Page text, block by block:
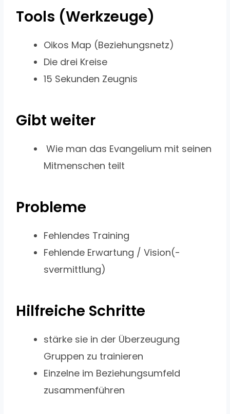
Tools (Werkzeuge)
Oikos Map (Beziehungsnetz)
Die drei Kreise
15 Sekunden Zeugnis
Gibt weiter
Wie man das Evangelium mit seinen
Mitmenschen teilt
Probleme
Fehlendes Training
Fehlende Erwartung / Vision(-
svermittlung)
Hilfreiche Schritte
stärke sie in der Überzeugung
Gruppen zu trainieren
Einzelne im Beziehungsumfeld
zusammenführen